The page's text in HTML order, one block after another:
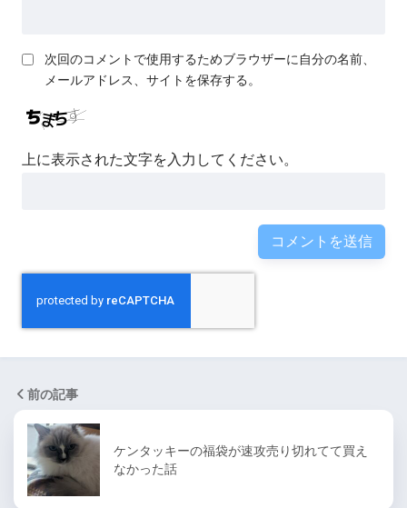
次回のコメントで使用するためブラウザーに自分の名前、
メールアドレス、サイトを保存する。
上に表示された文字を入力してください。
前の記事
ケンタッキーの福袋が速攻売り切れてて買え
なかった話